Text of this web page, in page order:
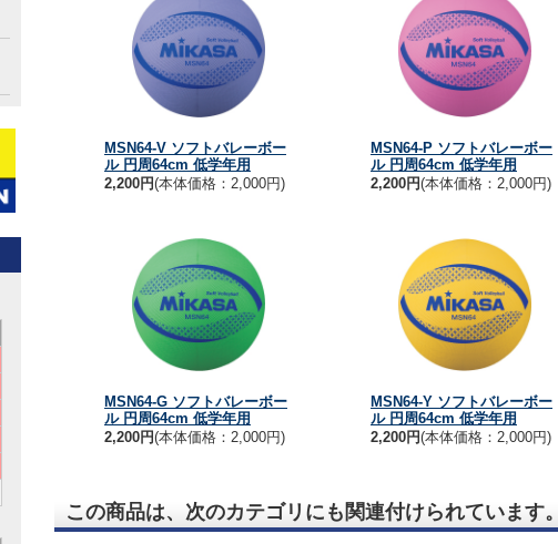
MSN64-V ソフトバレーボー
ル 円周64cm 低学年用
2,200円(本体価格：2,000円)
MSN64-P ソフトバレーボー
ル 円周64cm 低学年用
2,200円(本体価格：2,000円)
MSN64-G ソフトバレーボー
ル 円周64cm 低学年用
2,200円(本体価格：2,000円)
MSN64-Y ソフトバレーボー
ル 円周64cm 低学年用
2,200円(本体価格：2,000円)
この商品は、次のカテゴリにも関連付けられています